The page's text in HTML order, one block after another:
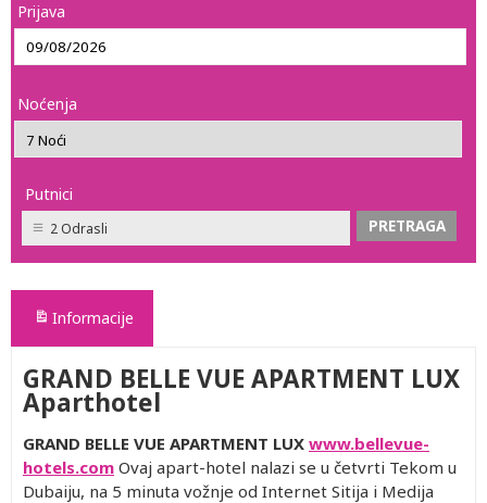
Prijava
Noćenja
Putnici
2 Odrasli
Informacije
GRAND BELLE VUE APARTMENT LUX
Aparthotel
GRAND BELLE VUE APARTMENT LUX www.bellevue-
hotels.com Ovaj apart-hotel nalazi se u četvrti Tekom u
Dubaiju, na 5 minuta vožnje od Internet Sitija i Medija